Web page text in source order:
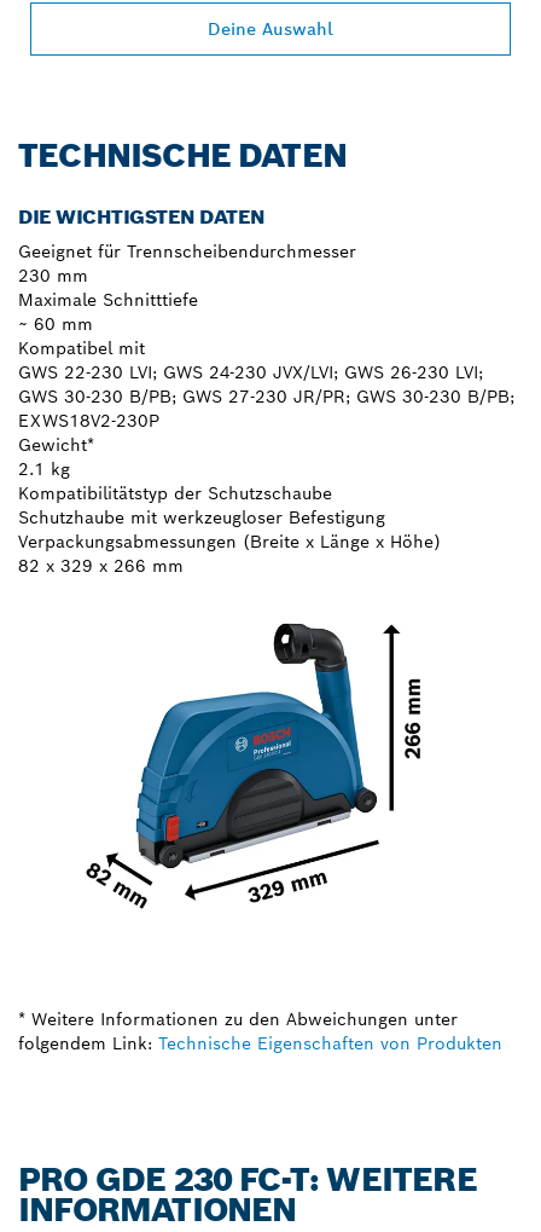
Deine Auswahl
TECHNISCHE DATEN
DIE WICHTIGSTEN DATEN
Geeignet für Trennscheibendurchmesser
230 mm
Maximale Schnitttiefe
~ 60 mm
Kompatibel mit
GWS 22-230 LVI; GWS 24-230 JVX/LVI; GWS 26-230 LVI;
GWS 30-230 B/PB; GWS 27-230 JR/PR; GWS 30-230 B/PB;
EXWS18V2-230P
Gewicht*
2.1 kg
Kompatibilitätstyp der Schutzschaube
Schutzhaube mit werkzeugloser Befestigung
Verpackungsabmessungen (Breite x Länge x Höhe)
82 x 329 x 266 mm
* Weitere Informationen zu den Abweichungen unter
folgendem Link: Technische Eigenschaften von Produkten
PRO GDE 230 FC-T: WEITERE
INFORMATIONEN